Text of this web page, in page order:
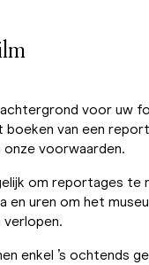
achtergrond voor uw
boeken van een
voorwaarden.
om reportages te
en uren om het
enkel ’s ochtends